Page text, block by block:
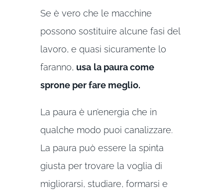
Se è vero che le macchine
possono sostituire alcune fasi del
lavoro, e quasi sicuramente lo
faranno, usa la paura come
sprone per fare meglio.
La paura è un’energia che in
qualche modo puoi canalizzare.
La paura può essere la spinta
giusta per trovare la voglia di
migliorarsi, studiare, formarsi e